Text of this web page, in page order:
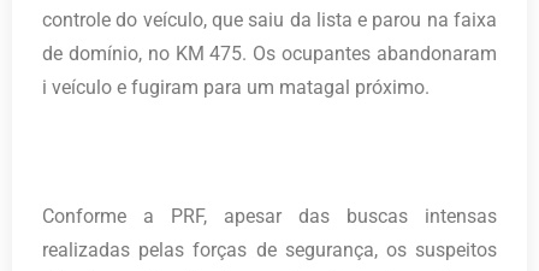
controle do veículo, que saiu da lista e parou na faixa
de domínio, no KM 475. Os ocupantes abandonaram
i veículo e fugiram para um matagal próximo.
Conforme a PRF, apesar das buscas intensas
realizadas pelas forças de segurança, os suspeitos